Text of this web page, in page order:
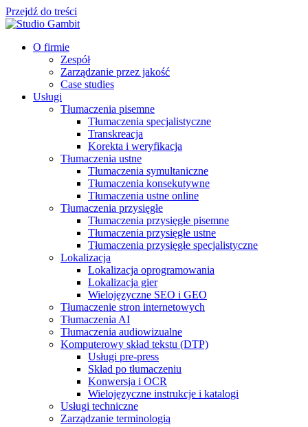
Przejdź do treści
O firmie
Zespół
Zarządzanie przez jakość
Case studies
Usługi
Tłumaczenia pisemne
Tłumaczenia specjalistyczne
Transkreacja
Korekta i weryfikacja
Tłumaczenia ustne
Tłumaczenia symultaniczne
Tłumaczenia konsekutywne
Tłumaczenia ustne online
Tłumaczenia przysięgłe
Tłumaczenia przysięgłe pisemne
Tłumaczenia przysięgłe ustne
Tłumaczenia przysięgłe specjalistyczne
Lokalizacja
Lokalizacja oprogramowania
Lokalizacja gier
Wielojęzyczne SEO i GEO
Tłumaczenie stron internetowych
Tłumaczenia AI
Tłumaczenia audiowizualne
Komputerowy skład tekstu (DTP)
Usługi pre-press
Skład po tłumaczeniu
Konwersja i OCR
Wielojęzyczne instrukcje i katalogi
Usługi techniczne
Zarządzanie terminologią